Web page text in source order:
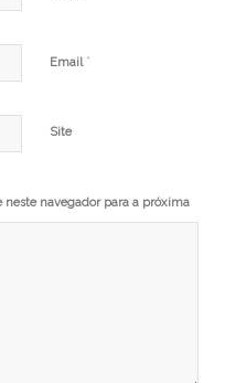
Email *
Site
navegador para a próxima